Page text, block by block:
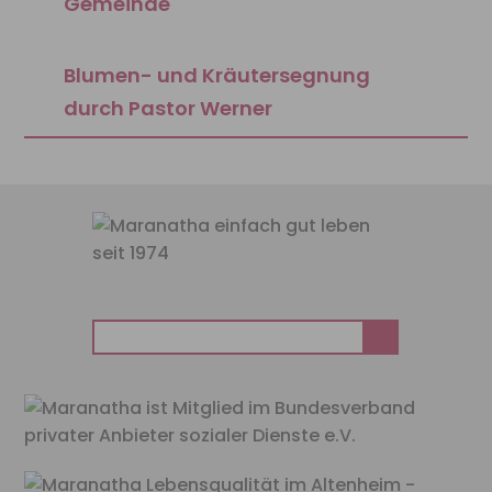
Blumen- und Kräutersegnung
durch Pastor Werner
nach: